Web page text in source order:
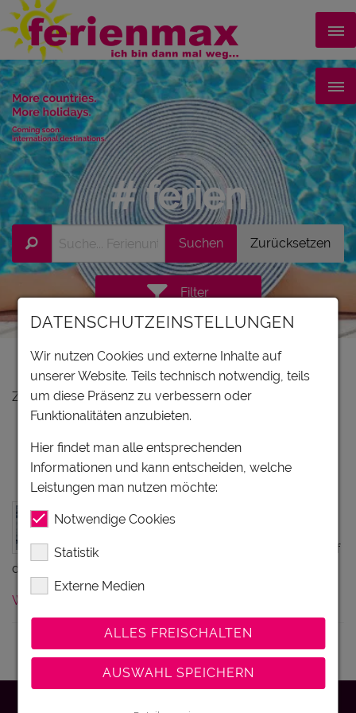
# ferien
Filter
Ferienunterkünfte Wipptal
Zu Ihrer Anfrage gibt es keine Treffer.
ABE – Alpen Ballon Events -
Ballonfahren in Österreich
Events-Piloten entführen Sie ins
Ballonfahrten-Abenteuer. Atmen Sie tief
durch, heben Sie mit uns ab und spüren…
Weiterlesen
Österreich Tirol Steiermark
DATENSCHUTZEINSTELLUNGEN
Wir nutzen Cookies und externe Inhalte auf
unserer Website. Teils technisch notwendig, teils
um diese Präsenz zu verbessern oder
Funktionalitäten anzubieten.
Hier findet man alle entsprechenden
Informationen und kann entscheiden, welche
Leistungen man nutzen möchte:
Notwendige Cookies
Statistik
Externe Medien
ALLES FREISCHALTEN
AUSWAHL SPEICHERN